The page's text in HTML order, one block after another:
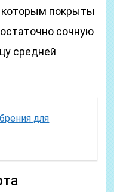
которым покрыты
сочную
средней
для